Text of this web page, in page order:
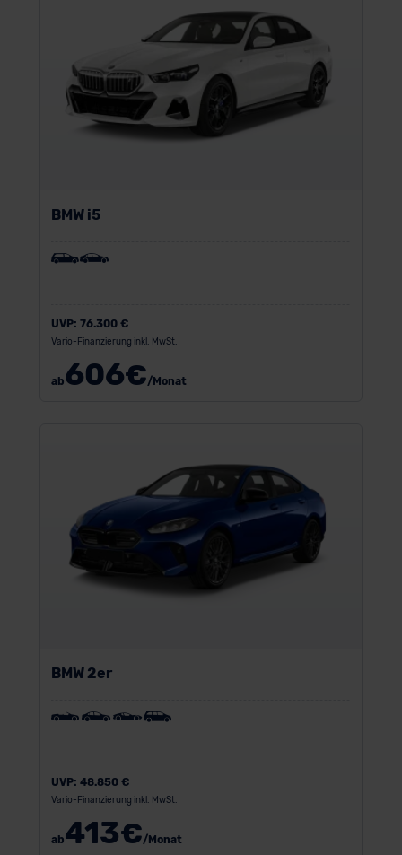
BMW i5
UVP: 76.300 €
Vario-Finanzierung inkl. MwSt.
ab606€/Monat
BMW 2er
UVP: 48.850 €
Vario-Finanzierung inkl. MwSt.
ab413€/Monat